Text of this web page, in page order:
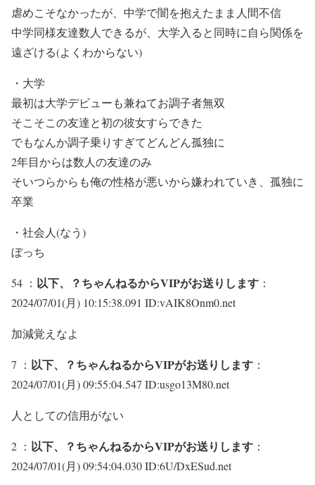
虐めこそなかったが、中学で闇を抱えたまま人間不信
中学同様友達数人できるが、大学入ると同時に自ら関係を
遠ざける(よくわからない)
・大学
最初は大学デビューも兼ねてお調子者無双
そこそこの友達と初の彼女すらできた
でもなんか調子乗りすぎてどんどん孤独に
2年目からは数人の友達のみ
そいつらからも俺の性格が悪いから嫌われていき、孤独に
卒業
・社会人(なう)
ぼっち
54 ： 以下、？ちゃんねるからVIPがお送りします ：
2024/07/01(月) 10:15:38.091 ID:vAIK8Onm0.net
加減覚えなよ
7 ： 以下、？ちゃんねるからVIPがお送りします ：
2024/07/01(月) 09:55:04.547 ID:usgo13M80.net
人としての信用がない
2 ： 以下、？ちゃんねるからVIPがお送りします ：
2024/07/01(月) 09:54:04.030 ID:6U/DxESud.net